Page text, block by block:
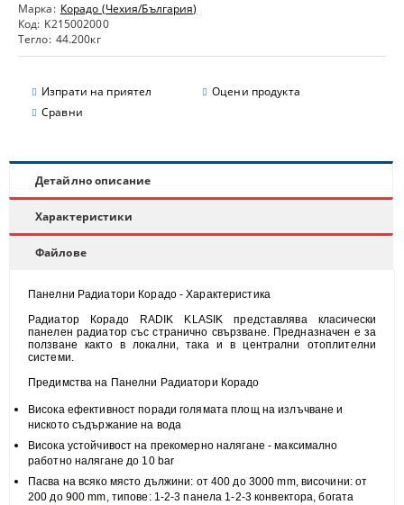
Марка: Корадо (Чехия/България)
Код: K215002000
Тегло: 44.200кг
Изпрати на приятел
Оцени продукта
Сравни
Детайлно описание
Характеристики
Файлове
Панелни Радиатори Корадо - Характеристика
Радиатор Корадо RADIK KLASIK представлява класически
панелен радиатор със странично свързване. Предназначен е за
ползване както в локални, така и в централни отоплителни
системи.
Предимства на Панелни Радиатори Корадо
Висока ефективност поради голямата площ на излъчване и
ниското съдържание на вода
Висока устойчивост на прекомерно налягане - максимално
работно налягане до 10 bar
Пасва на всяко място дължини: от 400 до 3000 mm, височини:от
200 до 900 mm, типове:1-2-3 панела 1-2-3 конвектора, богата